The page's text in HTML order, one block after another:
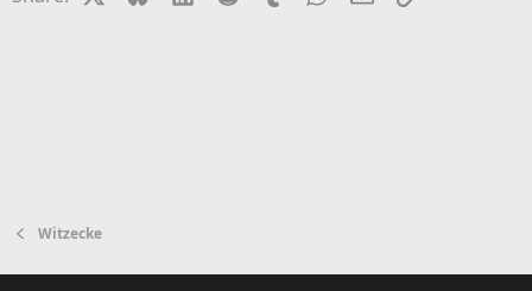
Witzecke